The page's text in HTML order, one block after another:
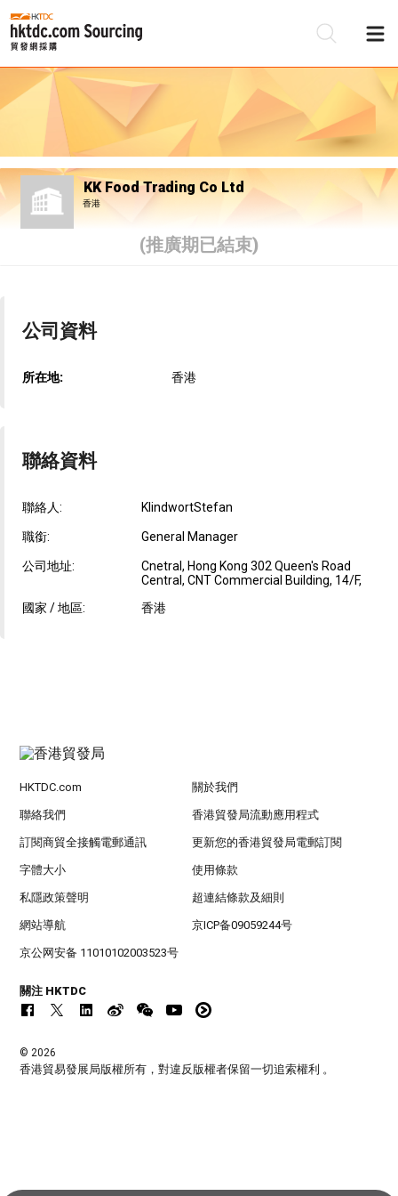
KK Food Trading Co Ltd
香港
(推廣期已結束)
公司資料
所在地: 香港
聯絡資料
聯絡人: KlindwortStefan
職銜: General Manager
公司地址:
Cnetral, Hong Kong 302 Queen's Road
Central, CNT Commercial Building, 14/F,
國家 / 地區:
香港
HKTDC.com 關於我們
聯絡我們 香港貿發局流動應用程式
訂閱商貿全接觸電郵通訊 更新您的香港貿發局電郵訂閱
字體大小 使用條款
私隱政策聲明 超連結條款及細則
網站導航 京ICP备09059244号
京公网安备 11010102003523号
關注 HKTDC
© 2026
香港貿易發展局版權所有，對違反版權者保留一切追索權利 。